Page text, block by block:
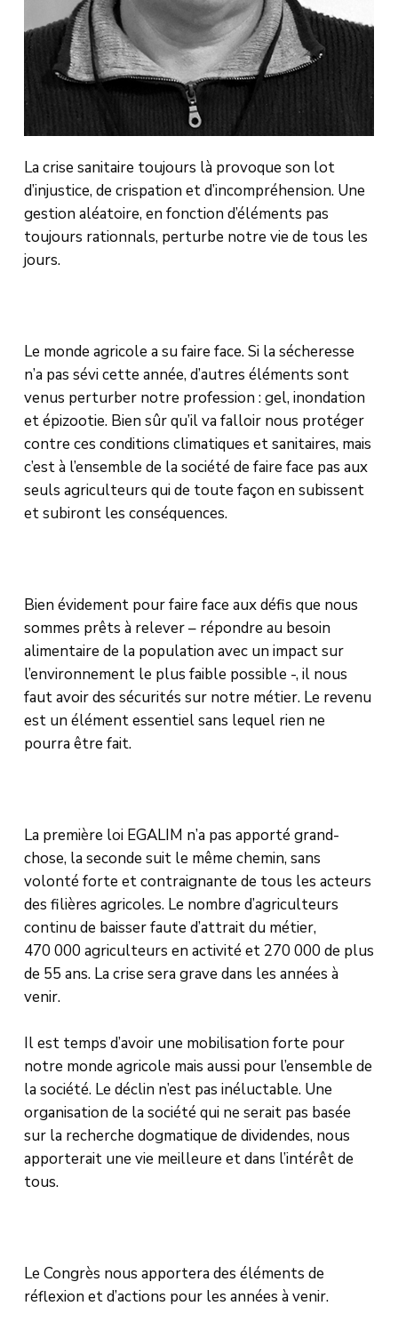
La crise sanitaire toujours là provoque son lot
d’injustice, de crispation et d’incompréhension. Une
gestion aléatoire, en fonction d’éléments pas
toujours rationnals, perturbe notre vie de tous les
jours.
Le monde agricole a su faire face. Si la sécheresse
n’a pas sévi cette année, d’autres éléments sont
venus perturber notre profession : gel, inondation
et épizootie. Bien sûr qu’il va falloir nous protéger
contre ces conditions climatiques et sanitaires, mais
c’est à l’ensemble de la société de faire face pas aux
seuls agriculteurs qui de toute façon en subissent
et subiront les conséquences.
Bien évidement pour faire face aux défis que nous
sommes prêts à relever – répondre au besoin
alimentaire de la population avec un impact sur
l’environnement le plus faible possible -, il nous
faut avoir des sécurités sur notre métier. Le revenu
est un élément essentiel sans lequel rien ne
pourra être fait.
La première loi EGALIM n’a pas apporté grand-
chose, la seconde suit le même chemin, sans
volonté forte et contraignante de tous les acteurs
des filières agricoles. Le nombre d’agriculteurs
continu de baisser faute d’attrait du métier,
470 000 agriculteurs en activité et 270 000 de plus
de 55 ans. La crise sera grave dans les années à
venir.
Il est temps d’avoir une mobilisation forte pour
notre monde agricole mais aussi pour l’ensemble de
la société. Le déclin n’est pas inéluctable. Une
organisation de la société qui ne serait pas basée
sur la recherche dogmatique de dividendes, nous
apporterait une vie meilleure et dans l’intérêt de
tous.
Le Congrès nous apportera des éléments de
réflexion et d’actions pour les années à venir.